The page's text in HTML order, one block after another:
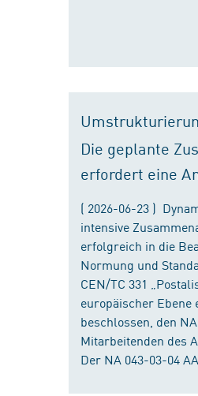
Die geplante
erfordert eine
( 2026-06-23 )
intensive
erfolgreich in die
Normung und
CEN/TC 331
europäischer
beschlossen, den
Mitarbeitenden des
Der NA 043-03-04